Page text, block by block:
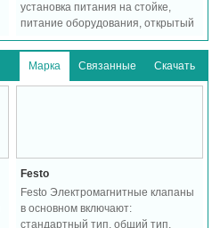
установка питания на стойке,
питание оборудования, открытый
источник питания стойки, модуль
питания.
Марка Связанные Скачать
Festo
Festo Электромагнитные клапаны
в основном включают:
стандартный тип, общий тип,